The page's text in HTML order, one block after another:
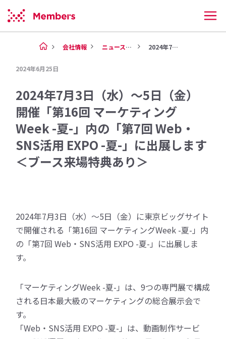
会社情報 ニュース（2024年） 2024年7月3日（水）～5日...
2024年6月25日
2024年7月3日（水）～5日（金）
開催「第16回 マーケティング
Week -夏-」内の「第7回 Web・
SNS活用 EXPO -夏-」に出展します
＜ブース来場特典あり＞
2024年7月3日（水）〜5日（金）に東京ビッグサイト
で開催される「第16回 マーケティングWeek -夏-」内
の「第7回 Web・SNS活用 EXPO -夏-」に出展しま
す。
「マーケティングWeek -夏-」は、9つの専門展で構成
される日本最大級のマーケティングの総合展示会で
す。
「Web・SNS活用 EXPO -夏-」は、動画制作サービ